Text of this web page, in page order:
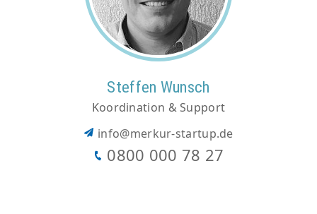
Steffen Wunsch
Koordination & Support
info@merkur-startup.de
0800 000 78 27